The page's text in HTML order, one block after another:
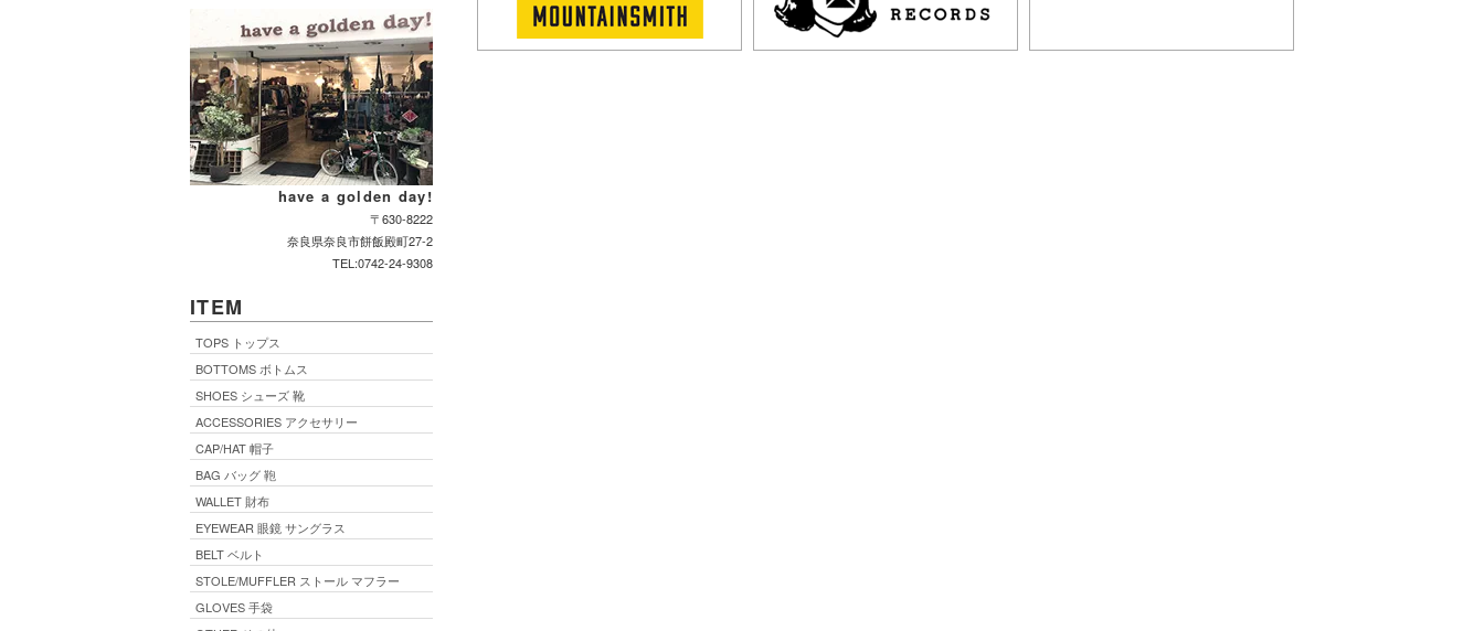
have a golden day!
〒630-8222
奈良県奈良市餅飯殿町27-2
TEL:0742-24-9308
ITEM
TOPS トップス
BOTTOMS ボトムス
SHOES シューズ 靴
ACCESSORIES アクセサリー
CAP/HAT 帽子
BAG バッグ 鞄
WALLET 財布
EYEWEAR 眼鏡 サングラス
BELT ベルト
STOLE/MUFFLER ストール マフラー
GLOVES 手袋